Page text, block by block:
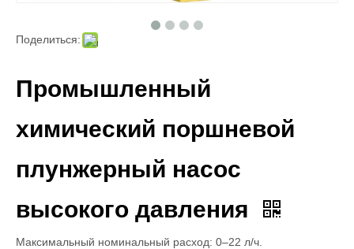
Поделиться:
Промышленный
химический поршневой
плунжерный насос
высокого давления
Максимальный номинальный расход: 0–22 л/ч.